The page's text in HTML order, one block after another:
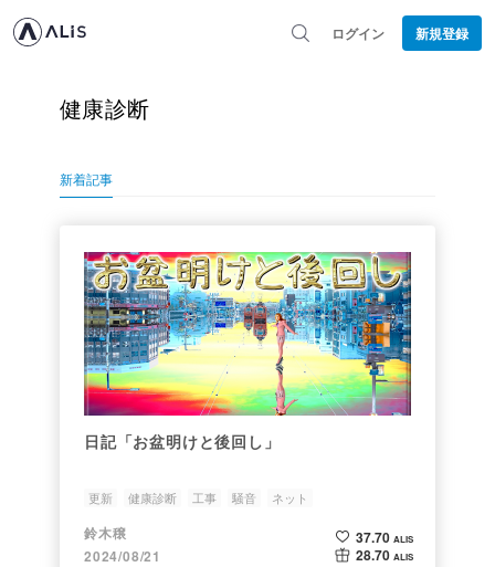
ログイン 新規登録
健康診断
新着記事
日記「お盆明けと後回し」
更新 健康診断 工事 騒音 ネット
鈴木穣
2024/08/21
37.70 ALIS
28.70 ALIS